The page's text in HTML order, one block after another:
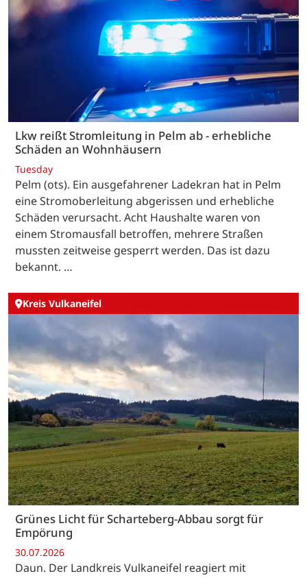
Lkw reißt Stromleitung in Pelm ab - erhebliche
Schäden an Wohnhäusern
Tuesday
Pelm (ots). Ein ausgefahrener Ladekran hat in Pelm
eine Stromoberleitung abgerissen und erhebliche
Schäden verursacht. Acht Haushalte waren von
einem Stromausfall betroffen, mehrere Straßen
mussten zeitweise gesperrt werden. Das ist dazu
bekannt. …
Kreis Vulkaneifel
Grünes Licht für Scharteberg-Abbau sorgt für
Empörung
30.07.2026
Daun. Der Landkreis Vulkaneifel reagiert mit